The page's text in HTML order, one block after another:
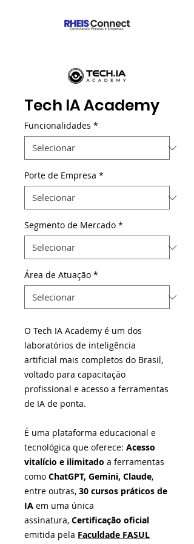
Tech IA Academy
Funcionalidades *
Porte de Empresa *
Segmento de Mercado *
Área de Atuação *
O Tech IA Academy é um dos
laboratórios de inteligência
artificial mais completos do Brasil,
voltado para capacitação
profissional e acesso a ferramentas
de IA de ponta.
É uma plataforma educacional e
tecnológica que oferece: Acesso
vitalício e ilimitado a ferramentas
como ChatGPT, Gemini, Claude,
entre outras, 30 cursos práticos de
IA em uma única
assinatura, Certificação oficial
emitida pela Faculdade FASUL